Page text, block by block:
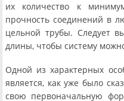
их количество к
прочность соединений в
цельной трубы. Следует
длины, чтобы систему
Одной из характерных
является, как уже было
свою первоначальную